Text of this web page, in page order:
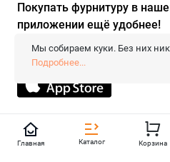
© 2026 «FieraShop.ru»
Сопровождение сайта
- Вебформат.
Все права защищены.
Не является публичной офертой
Политика конфиденциальности
Главная Каталог Корзина
Покупать фурнитуру в
приложении ещё удобнее!
Мы собираем куки. Без них
Подробнее...